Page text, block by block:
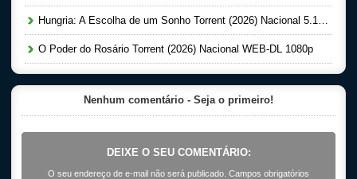
Hungria: A Escolha de um Sonho Torrent (2026) Nacional 5.1 WEB-DL 1080p
O Poder do Rosário Torrent (2026) Nacional WEB-DL 1080p
Nenhum comentário - Seja o primeiro!
DEIXE O SEU COMENTÁRIO:
O seu endereço de e-mail não será publicado. Campos obrigatórios